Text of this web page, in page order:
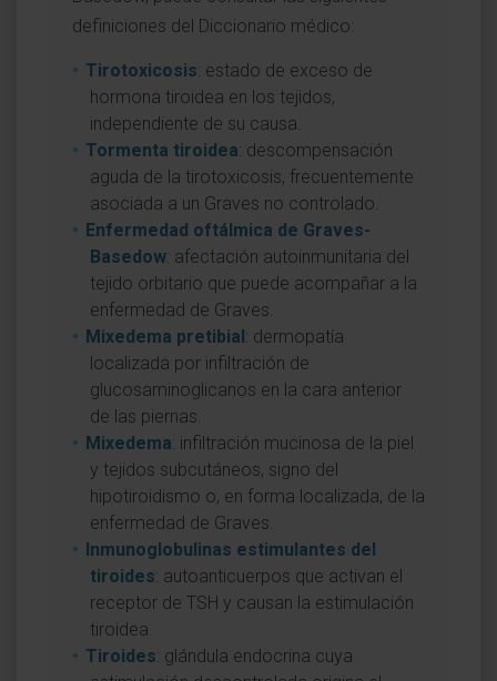
definiciones del Diccionario médico:
Tirotoxicosis: estado de exceso de
hormona tiroidea en los tejidos,
independiente de su causa.
Tormenta tiroidea: descompensación
aguda de la tirotoxicosis, frecuentemente
asociada a un Graves no controlado.
Enfermedad oftálmica de Graves-
Basedow: afectación autoinmunitaria del
tejido orbitario que puede acompañar a la
enfermedad de Graves.
Mixedema pretibial: dermopatía
localizada por infiltración de
glucosaminoglicanos en la cara anterior
de las piernas.
Mixedema: infiltración mucinosa de la piel
y tejidos subcutáneos, signo del
hipotiroidismo o, en forma localizada, de la
enfermedad de Graves.
Inmunoglobulinas estimulantes del
tiroides: autoanticuerpos que activan el
receptor de TSH y causan la estimulación
tiroidea.
Tiroides: glándula endocrina cuya